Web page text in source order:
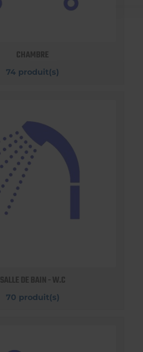
CHAMBRE
74 produit(s)
SALLE DE BAIN - W.C
70 produit(s)